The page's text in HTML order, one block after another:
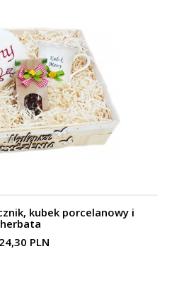
kubek porcelanowy i
herbata
PLN